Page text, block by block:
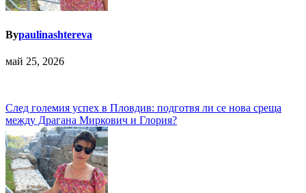
Bypaulinashtereva
май 25, 2026
Навигация
След големия успех в Пловдив: подготвя ли се нова среща
между Драгана Миркович и Глория?